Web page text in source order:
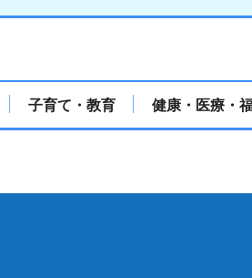
子育て・教育 健康・医療・